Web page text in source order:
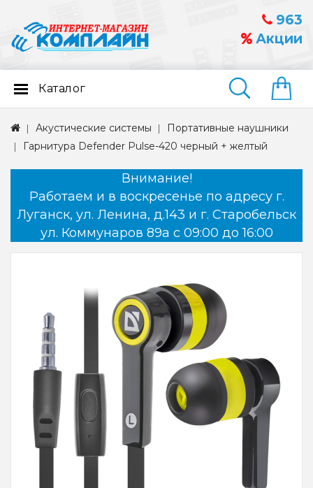
963
Акции
Найти
Каталог
Акустические системы
Портативные наушники
Гарнитура Defender Pulse-420 черный + желтый
Внимание!
Работаем и в воскресенье по адресу г.
Луганск, ул. Ленина, д.143 и г. Старобельск
ул. Коммунаров 89а с 09:00 до 16:00